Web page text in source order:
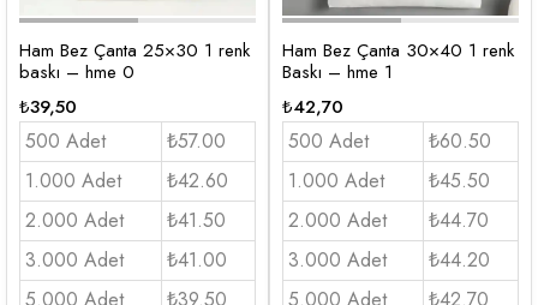
Ham Bez Çanta 25×30 1 renk
baskı – hme 0
₺39,50
500 Adet
₺57.00
1.000 Adet
₺42.60
2.000 Adet
₺41.50
3.000 Adet
₺41.00
Ham Bez Çanta 30×40 1 renk
Baskı – hme 1
₺42,70
500 Adet
₺60.50
1.000 Adet
₺45.50
2.000 Adet
₺44.70
3.000 Adet
₺44.20